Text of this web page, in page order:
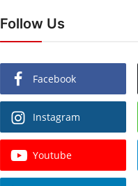
Follow Us
Facebook
Instagram
Youtube